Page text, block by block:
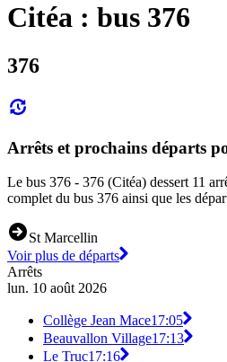
Citéa : bus 376
376
Arrêts et prochains départs
Le bus 376 - 376 (Citéa) dessert 11
complet du bus 376 ainsi que les
St Marcellin
Voir plus de départs
Arrêts
lun. 10 août 2026
Collège Jean Mace17:05
Beauvallon Village17:13
Le Truc17:16